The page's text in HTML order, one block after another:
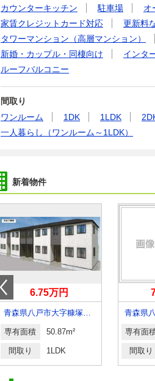
カウンターキッチン
駐車場 オ
家賃クレジットカード対応
更新料
タワーマンション（高層マンション）
新婚・カップル・同棲向け
インタ
ルーフバルコニー
間取り
ワンルーム
1DK 1LDK
一人暮らし（ワンルーム～1LDK）
新着物件
6.75万円
青森県八戸市大字糠塚字五郎兵衛前
専有面積 50.87m²
間取り 1LDK
専有面
間取り